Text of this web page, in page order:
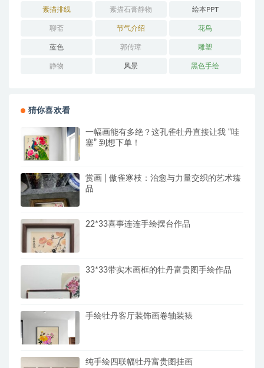
素描排线 素描石膏静物 绘本PPT
聊斋 节气介绍 花鸟
蓝色 郭传璋 雕塑
静物 风景 黑色手绘
猜你喜欢看
一幅画能有多绝？这孔雀牡丹直接让我 “哇
塞” 到想下单！
赏画 | 傲雀寒枝：治愈与力量交织的艺术臻
品
22*33喜事连连手绘摆台作品
33*33带实木画框的牡丹富贵图手绘作品
手绘牡丹客厅装饰画卷轴装裱
纯手绘四联幅牡丹富贵图挂画